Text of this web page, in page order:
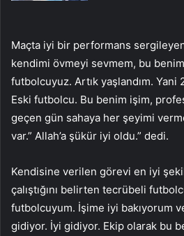
Maçta iyi bir performans
kendimi övmeyi sevmem, bu
futbolcuyuz. Artık yaşlandım. Yani
Eski futbolcu. Bu benim işim,
geçen gün sahaya her şeyimi
var.” Allah’a şükür iyi oldu.” dedi.
Kendisine verilen görevi en iyi
çalıştığını belirten tecrübeli
futbolcuyum. İşime iyi bakıyorum
gidiyor. İyi gidiyor. Ekip olarak bu